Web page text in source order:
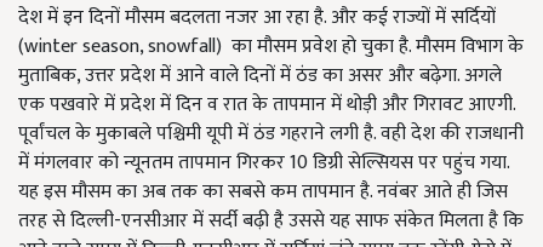
देश में इन दिनों मौसम बदलता नजर आ रहा है. और कई राज्यों में सर्दियों
(winter season, snowfall) का मौसम प्रवेश हो चुका है. मौसम विभाग के
मुताबिक, उत्तर प्रदेश में आने वाले दिनों में ठंड का असर और बढ़ेगा. अगले
एक पखवारे में प्रदेश में दिन व रात के तापमान में थोड़ी और गिरावट आएगी.
पूर्वांचल के मुकाबले पश्चिमी यूपी में ठंड गहराने लगी है. वही देश की राजधानी
में मंगलवार को न्यूनतम तापमान गिरकर 10 डिग्री सेल्सियस पर पहुंच गया.
यह इस मौसम का अब तक का सबसे कम तापमान है. नवंबर आते ही जिस
तरह से दिल्ली-एनसीआर में सर्दी बढ़ी है उससे यह साफ संकेत मिलता है कि